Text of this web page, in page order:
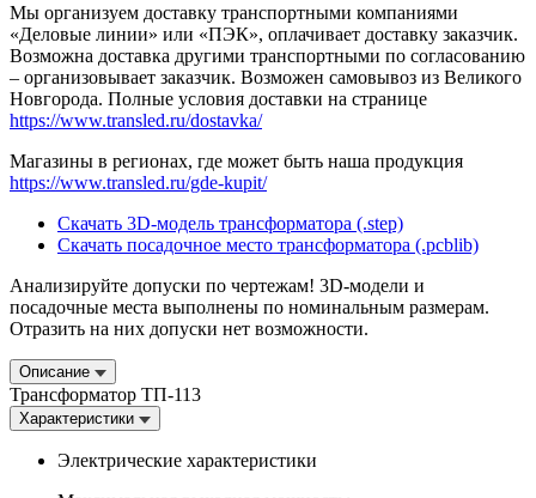
Мы организуем доставку транспортными компаниями
«Деловые линии» или «ПЭК», оплачивает доставку заказчик.
Возможна доставка другими транспортными по согласованию
– организовывает заказчик. Возможен самовывоз из Великого
Новгорода. Полные условия доставки на странице
https://www.transled.ru/dostavka/
Магазины в регионах, где может быть наша продукция
https://www.transled.ru/gde-kupit/
Скачать 3D-модель трансформатора (.step)
Скачать посадочное место трансформатора (.pcblib)
Анализируйте допуски по чертежам! 3D-модели и
посадочные места выполнены по номинальным размерам.
Отразить на них допуски нет возможности.
Описание
Трансформатор ТП-113
Характеристики
Электрические характеристики